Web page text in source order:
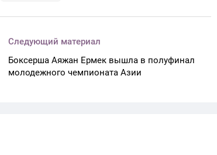
Следующий материал
Боксерша Аяжан Ермек вышла в полуфинал
молодежного чемпионата Азии